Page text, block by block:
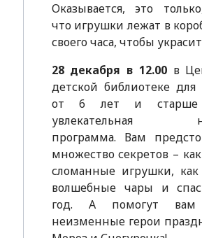
Оказывается, это
что игрушки лежат в
своего часа, чтобы
28 декабря в 12.00в
детской библиотеке для
от 6 лет и старше
увлекательная
программа. Вам
множество секретов –
сломанные игрушки, как
волшебные чары и
год. А помогут
неизменные герои